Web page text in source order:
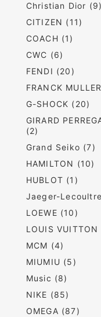
Christian Dior (9)
CITIZEN (11)
COACH (1)
CWC (6)
FENDI (20)
FRANCK
G-SHOCK (20)
GIRARD
(2)
Grand Seiko (7)
HAMILTON (10)
HUBLOT (1)
Jaeger-
LOEWE (10)
LOUIS
MCM (4)
MIUMIU (5)
Music (8)
NIKE (85)
OMEGA (87)